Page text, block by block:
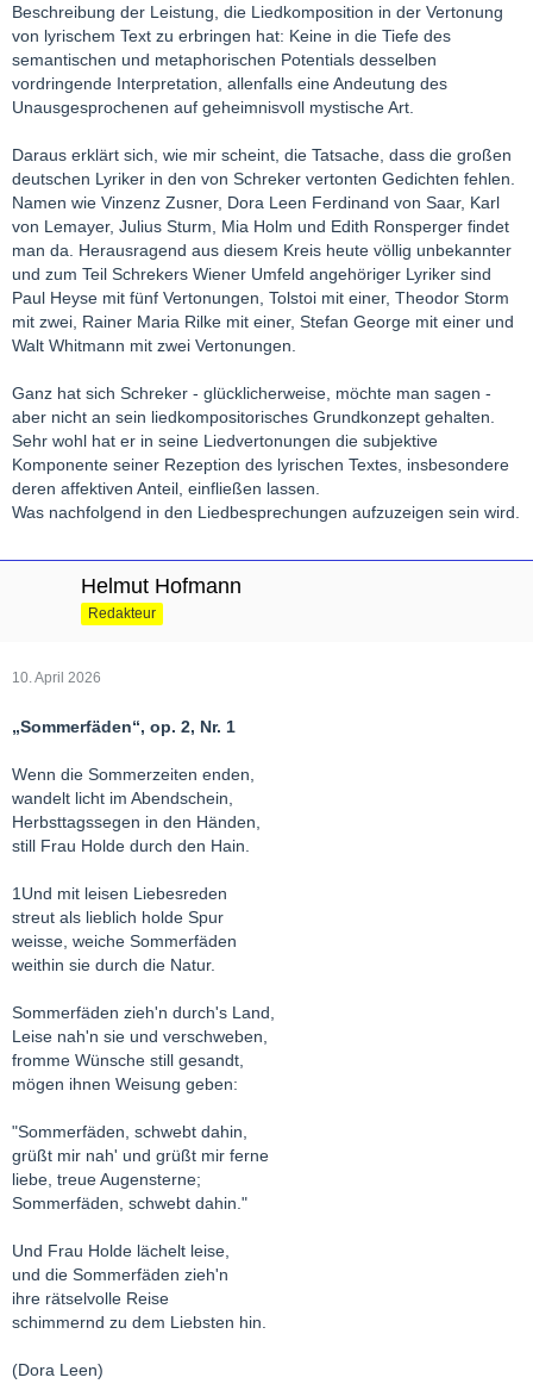
Beschreibung der Leistung, die Liedkomposition in der Vertonung
von lyrischem Text zu erbringen hat: Keine in die Tiefe des
semantischen und metaphorischen Potentials desselben
vordringende Interpretation, allenfalls eine Andeutung des
Unausgesprochenen auf geheimnisvoll mystische Art.
Daraus erklärt sich, wie mir scheint, die Tatsache, dass die großen
deutschen Lyriker in den von Schreker vertonten Gedichten fehlen.
Namen wie Vinzenz Zusner, Dora Leen Ferdinand von Saar, Karl
von Lemayer, Julius Sturm, Mia Holm und Edith Ronsperger findet
man da. Herausragend aus diesem Kreis heute völlig unbekannter
und zum Teil Schrekers Wiener Umfeld angehöriger Lyriker sind
Paul Heyse mit fünf Vertonungen, Tolstoi mit einer, Theodor Storm
mit zwei, Rainer Maria Rilke mit einer, Stefan George mit einer und
Walt Whitmann mit zwei Vertonungen.
Ganz hat sich Schreker - glücklicherweise, möchte man sagen -
aber nicht an sein liedkompositorisches Grundkonzept gehalten.
Sehr wohl hat er in seine Liedvertonungen die subjektive
Komponente seiner Rezeption des lyrischen Textes, insbesondere
deren affektiven Anteil, einfließen lassen.
Was nachfolgend in den Liedbesprechungen aufzuzeigen sein wird.
Helmut Hofmann
Redakteur
10. April 2026
„Sommerfäden“, op. 2, Nr. 1
Wenn die Sommerzeiten enden,
wandelt licht im Abendschein,
Herbsttagssegen in den Händen,
still Frau Holde durch den Hain.
1Und mit leisen Liebesreden
streut als lieblich holde Spur
weisse, weiche Sommerfäden
weithin sie durch die Natur.
Sommerfäden zieh'n durch's Land,
Leise nah'n sie und verschweben,
fromme Wünsche still gesandt,
mögen ihnen Weisung geben:
"Sommerfäden, schwebt dahin,
grüßt mir nah' und grüßt mir ferne
liebe, treue Augensterne;
Sommerfäden, schwebt dahin."
Und Frau Holde lächelt leise,
und die Sommerfäden zieh'n
ihre rätselvolle Reise
schimmernd zu dem Liebsten hin.
(Dora Leen)